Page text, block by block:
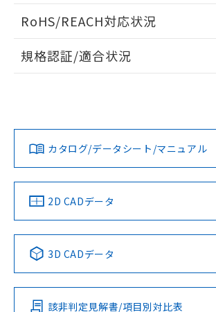
RoHS/REACH対応状況
EU RoHS 注意事項・凡例
対応済み
中国 RoHS 注意事項・凡例
Pb Hg Cd
O
規格認証/適合状況
カタログ/データシート/マニュアル
2D CADデータ
3D CADデータ
該非判定見解書/項目別対比表